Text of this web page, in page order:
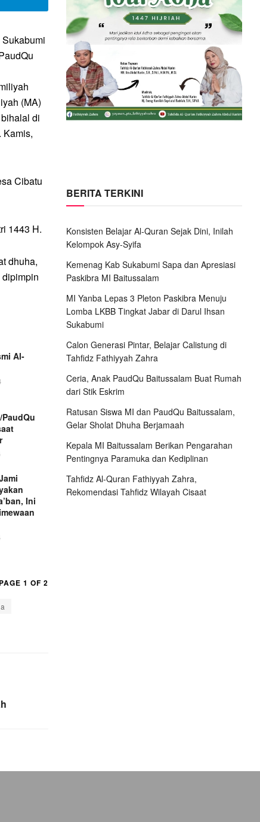
(MA)
di
Kamis,
Cibatu
1443 H.
dhuha,
dipimpin
Al-
Ini
PAGE 1 OF 2
BERITA TERKINI
Konsisten Belajar Al-Quran Sejak Dini, Inilah
Kelompok Asy-Syifa
Kemenag Kab Sukabumi Sapa dan Apresiasi
Paskibra MI Baitussalam
MI Yanba Lepas 3 Pleton Paskibra Menuju
Lomba LKBB Tingkat Jabar di Darul Ihsan
Sukabumi
Calon Generasi Pintar, Belajar Calistung di
Tahfidz Fathiyyah Zahra
Ceria, Anak PaudQu Baitussalam Buat Rumah
dari Stik Eskrim
Ratusan Siswa MI dan PaudQu Baitussalam,
Gelar Sholat Dhuha Berjamaah
Kepala MI Baitussalam Berikan Pengarahan
Pentingnya Paramuka dan Kediplinan
Tahfidz Al-Quran Fathiyyah Zahra,
Rekomendasi Tahfidz Wilayah Cisaat